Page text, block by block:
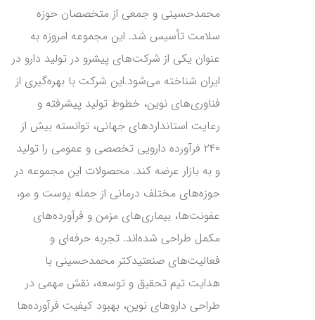
محمدحسینی و جمعی از متخصصان حوزه
سلامت تأسیس شد. این مجموعه امروزه به
عنوان یکی از شرکت‌های پیشرو در تولید دارو در
ایران شناخته می‌شود.این شرکت با بهره‌گیری از
فناوری‌های نوین، خطوط تولید پیشرفته و
رعایت استانداردهای جهانی، توانسته بیش از
۲۴۰ فرآورده دارویی تخصصی و عمومی را تولید
و به بازار عرضه کند. محصولات این مجموعه در
حوزه‌های مختلف درمانی از جمله پوست و مو،
عفونت‌ها، بیماری‌های مزمن و فرآورده‌های
مکمل طراحی شده‌اند. تجربه حرفه‌ای و
فعالیت‌های صنعتیدکتر محمدحسینی با
هدایت تیم تحقیق و توسعه، نقش مهمی در
طراحی داروهای نوین، بهبود کیفیت فرآورده‌ها